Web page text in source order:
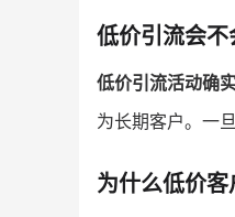
低价引流会不
低价引流活动确
为长期客户。一
为什么低价客